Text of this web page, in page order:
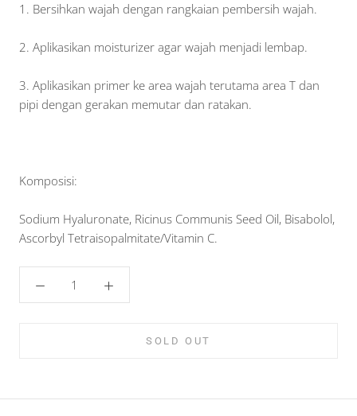
1. Bersihkan wajah dengan rangkaian pembersih wajah.
2. Aplikasikan moisturizer agar wajah menjadi lembap.
3. Aplikasikan primer ke area wajah terutama area T dan
pipi dengan gerakan memutar dan ratakan.
Komposisi:
Sodium Hyaluronate, Ricinus Communis Seed Oil, Bisabolol,
Ascorbyl Tetraisopalmitate/Vitamin C.
SOLD OUT